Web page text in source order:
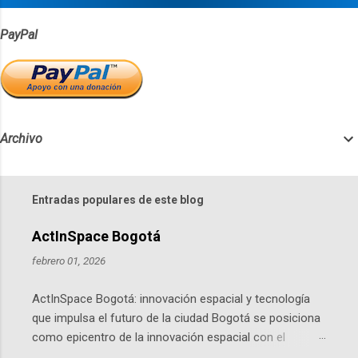
PayPal
Archivo
Entradas populares de este blog
ActInSpace Bogotá
febrero 01, 2026
ActInSpace Bogotá: innovación espacial y tecnología
que impulsa el futuro de la ciudad Bogotá se posiciona
como epicentro de la innovación espacial con el